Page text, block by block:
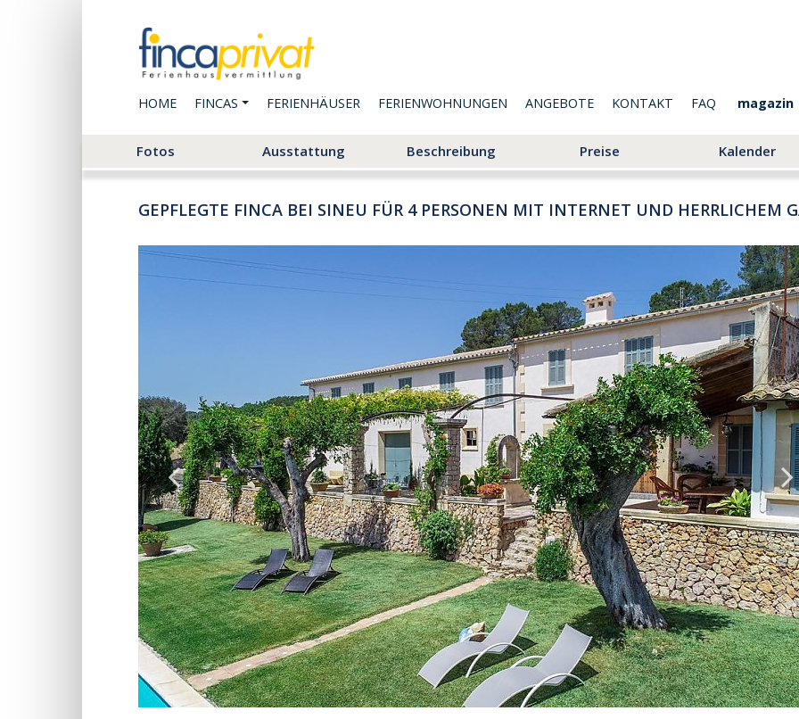
HOME FINCAS FERIENHÄUSER FERIENWOHNUNGEN ANGEBOTE KONTAKT FAQ magazin
Fotos Ausstattung Beschreibung Preise Kalender
GEPFLEGTE FINCA BEI SINEU FÜR 4 PERSONEN MIT INTERNET UND HERRLICHEM